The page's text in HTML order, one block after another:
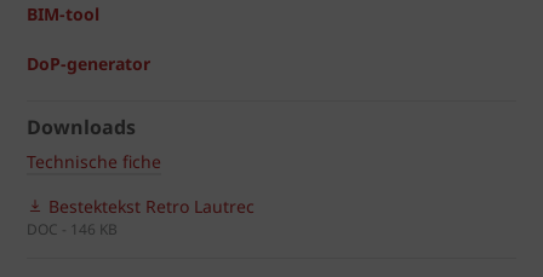
BIM-tool
DoP-generator
Downloads
Technische fiche
Bestektekst Retro Lautrec
DOC - 146 KB